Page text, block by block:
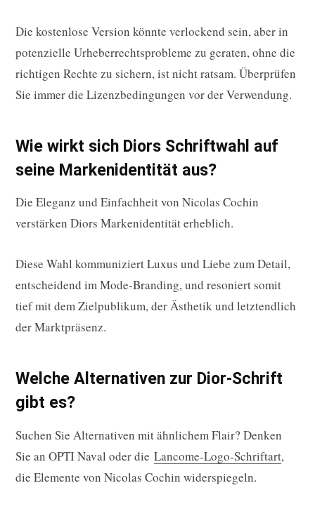
Die kostenlose Version könnte verlockend sein, aber in
potenzielle Urheberrechtsprobleme zu geraten, ohne die
richtigen Rechte zu sichern, ist nicht ratsam. Überprüfen
Sie immer die Lizenzbedingungen vor der Verwendung.
Wie wirkt sich Diors Schriftwahl auf
seine Markenidentität aus?
Die Eleganz und Einfachheit von Nicolas Cochin
verstärken Diors Markenidentität erheblich.
Diese Wahl kommuniziert Luxus und Liebe zum Detail,
entscheidend im Mode-Branding, und resoniert somit
tief mit dem Zielpublikum, der Ästhetik und letztendlich
der Marktpräsenz.
Welche Alternativen zur Dior-Schrift
gibt es?
Suchen Sie Alternativen mit ähnlichem Flair? Denken
Sie an OPTI Naval oder die Lancome-Logo-Schriftart,
die Elemente von Nicolas Cochin widerspiegeln.